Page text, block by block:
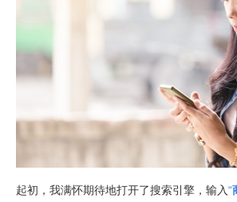
起初，我满怀期待地打开了搜索引擎，输入“